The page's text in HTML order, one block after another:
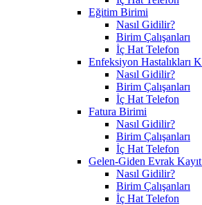
Eğitim Birimi
Nasıl Gidilir?
Birim Çalışanları
İç Hat Telefon
Enfeksiyon Hastalıkları
Nasıl Gidilir?
Birim Çalışanları
İç Hat Telefon
Fatura Birimi
Nasıl Gidilir?
Birim Çalışanları
İç Hat Telefon
Gelen-Giden Evrak
Nasıl Gidilir?
Birim Çalışanları
İç Hat Telefon